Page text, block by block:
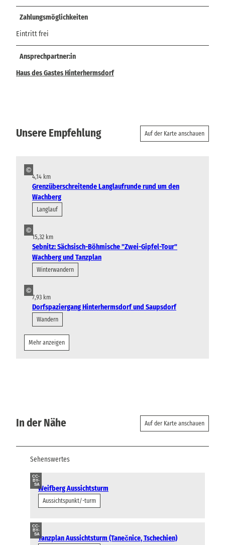
Zahlungsmöglichkeiten
Eintritt frei
Ansprechpartner:in
Haus des Gastes Hinterhermsdorf
Unsere Empfehlung Auf der Karte anschauen
©
4,14 km
Grenzüberschreitende Langlaufrunde rund um den
Wachberg
Langlauf
©
15,32 km
Sebnitz: Sächsisch-Böhmische "Zwei-Gipfel-Tour"
Wachberg und Tanzplan
Winterwandern
©
7,93 km
Dorfspaziergang Hinterhermsdorf und Saupsdorf
Wandern
Mehr anzeigen
In der Nähe Auf der Karte anschauen
Sehenswertes
CC-
BY-
SAWeifberg Aussichtsturm
Aussichtspunkt/-turm
CC-
BY-
SATanzplan Aussichtsturm (Tanečnice, Tschechien)